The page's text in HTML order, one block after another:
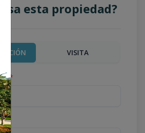
esta propiedad?
VISITA
*